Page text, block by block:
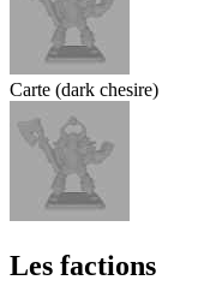
Carte (dark chesire)
Les factions